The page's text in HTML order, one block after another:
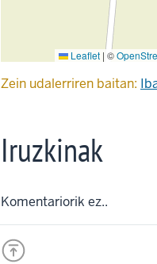
Leaflet | ©
Zein udalerriren baitan:
Iruzkinak
Komentariorik ez..